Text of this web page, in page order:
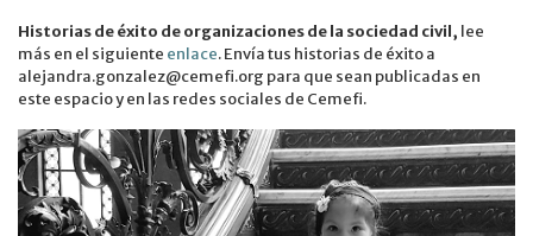
Historias de éxito de organizaciones de la sociedad civil, lee
más en el siguiente enlace. Envía tus historias de éxito a
alejandra.gonzalez@cemefi.org para que sean publicadas en
este espacio y en las redes sociales de Cemefi.